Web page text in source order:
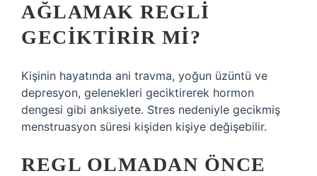
AĞLAMAK REGLI
GECIKTIRIR MI?
Kişinin hayatında ani travma, yoğun üzüntü ve
depresyon, gelenekleri geciktirerek hormon
dengesi gibi anksiyete. Stres nedeniyle gecikmiş
menstruasyon süresi kişiden kişiye değişebilir.
REGL OLMADAN ÖNCE